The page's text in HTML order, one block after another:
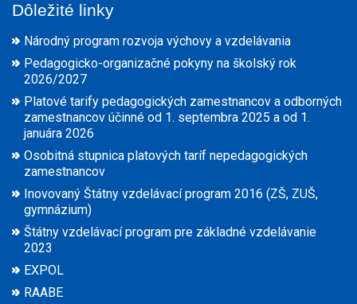
Dôležité linky
Národný program rozvoja výchovy a vzdelávania
Pedagogicko-organizačné pokyny na školský rok
2026/2027
Platové tarify pedagogických zamestnancov a odborných
zamestnancov účinné od 1. septembra 2025 a od 1.
januára 2026
Osobitná stupnica platových taríf nepedagogických
zamestnancov
Inovovaný Štátny vzdelávací program 2016 (ZŠ, ZUŠ,
gymnázium)
Štátny vzdelávací program pre základné vzdelávanie
2023
EXPOL
RAABE